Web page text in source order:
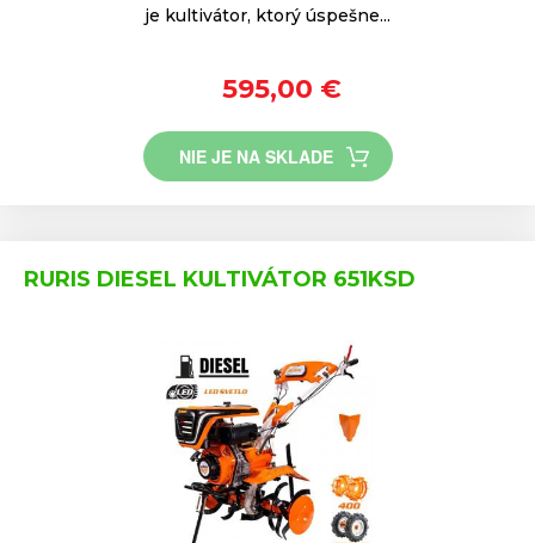
je kultivátor, ktorý úspešne...
595,00 €
NIE JE NA SKLADE
RURIS DIESEL KULTIVÁTOR 651KSD